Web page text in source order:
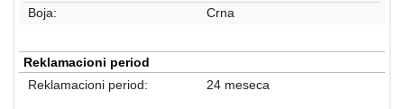
Boja:
Crna
Reklamacioni period
Reklamacioni period:
24 meseca